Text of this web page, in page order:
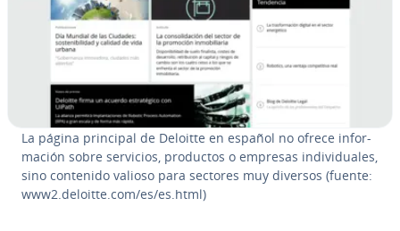
La página principal de Deloitte en español no ofrece in­fo­r­
ma­ción sobre servicios, productos o empresas in­di­vi­dua­les,
sino contenido valioso para sectores muy diversos (fuente:
www2.deloitte.com/es/es.html)